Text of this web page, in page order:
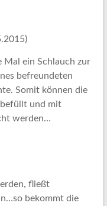
Mal ein Schlauch zur
befreundeten
Somit können die
befüllt und mit
werden…
fließt
bekommt die